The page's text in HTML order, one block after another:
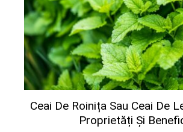
Ceai De Roinița Sau Ceai De
Proprietăți Și